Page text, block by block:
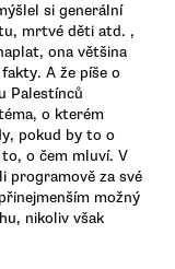
si generální
mrtvé děti atd. ,
ona většina
A že píše o
Palestínců
o kterém
pokud by to o
o čem mluví. V
programově za své
možný
nikoliv však